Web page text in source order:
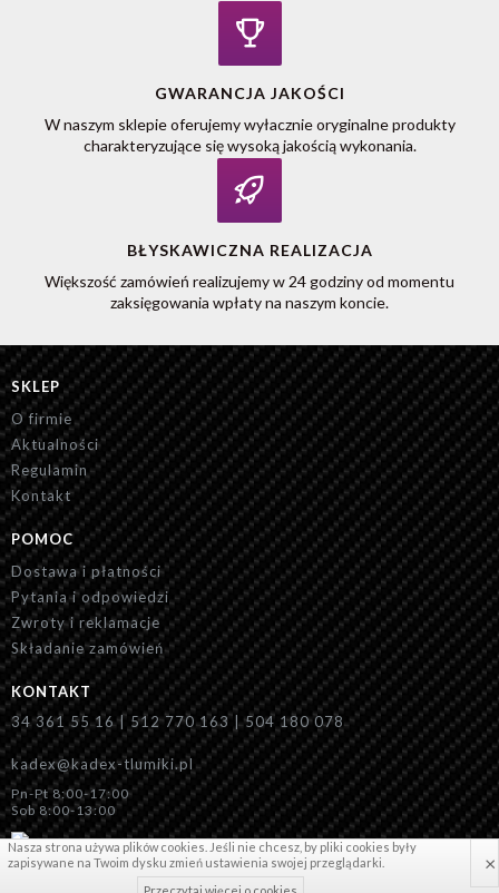
GWARANCJA JAKOŚCI
W naszym sklepie oferujemy wyłacznie oryginalne produkty
charakteryzujące się wysoką jakością wykonania.
BŁYSKAWICZNA REALIZACJA
Większość zamówień realizujemy w 24 godziny od momentu
zaksięgowania wpłaty na naszym koncie.
SKLEP
O firmie
Aktualności
Regulamin
Kontakt
POMOC
Dostawa i płatności
Pytania i odpowiedzi
Zwroty i reklamacje
Składanie zamówień
KONTAKT
34 361 55 16 | 512 770 163 | 504 180 078
kadex@kadex-tlumiki.pl
Pn-Pt 8:00-17:00
Sob 8:00-13:00
Nasza strona używa plików cookies. Jeśli nie chcesz, by pliki cookies były
zapisywane na Twoim dysku zmień ustawienia swojej przeglądarki.
×